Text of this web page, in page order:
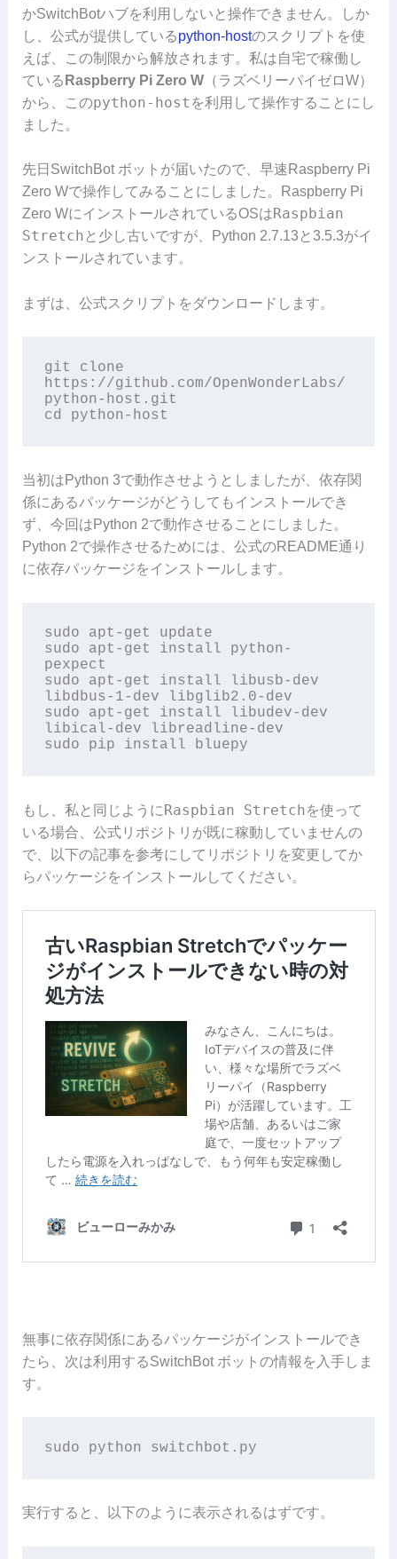
かSwitchBotハブを利用しないと操作できません。しか
し、公式が提供しているpython-hostのスクリプトを使
えば、この制限から解放されます。私は自宅で稼働し
ている Raspberry Pi Zero W（ラズベリーパイゼロW）
から、このpython-host を利用して操作することにし
ました。
先日SwitchBot ボットが届いたので、早速Raspberry Pi
Zero Wで操作してみることにしました。Raspberry Pi
Zero WにインストールされているOSはRaspbian
Stretch と少し古いですが、Python 2.7.13と3.5.3がイ
ンストールされています。
まずは、公式スクリプトをダウンロードします。
git clone
https://github.com/OpenWonderLabs/
python-host.git
cd python-host
当初はPython 3で動作させようとしましたが、依存関
係にあるパッケージがどうしてもインストールでき
ず、今回はPython 2で動作させることにしました。
Python 2で操作させるためには、公式のREADME通り
に依存パッケージをインストールします。
sudo apt-get update
sudo apt-get install python-
pexpect
sudo apt-get install libusb-dev
libdbus-1-dev libglib2.0-dev
sudo apt-get install libudev-dev
libical-dev libreadline-dev
sudo pip install bluepy
もし、私と同じようにRaspbian Stretchを使って
いる場合、公式リポジトリが既に稼動していませんの
で、以下の記事を参考にしてリポジトリを変更してか
らパッケージをインストールしてください。
無事に依存関係にあるパッケージがインストールでき
たら、次は利用するSwitchBot ボットの情報を入手しま
す。
sudo python switchbot.py
実行すると、以下のように表示されるはずです。